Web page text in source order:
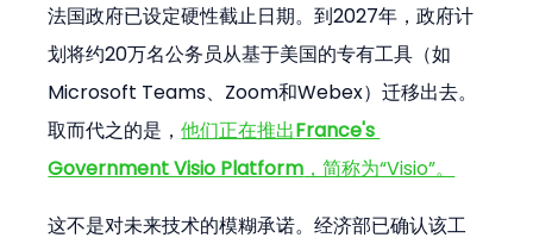
法国政府已设定硬性截止日期。到2027年，政府计
划将约20万名公务员从基于美国的专有工具（如
Microsoft Teams、Zoom和Webex）迁移出去。
取而代之的是，他们正在推出France's
Government Visio Platform ，简称为“Visio”。
这不是对未来技术的模糊承诺。经济部已确认该工